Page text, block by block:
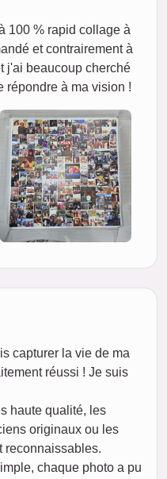
100 % rapid collage à
et contrairement à
j'ai beaucoup cherché
répondre à ma vision !
capturer la vie de ma
réussi ! Je suis
haute qualité, les
originaux ou les
reconnaissables.
chaque photo a pu